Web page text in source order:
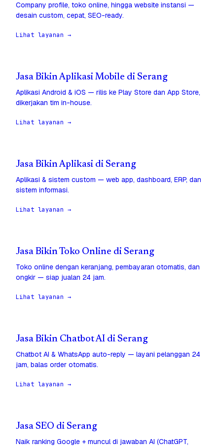
Company profile, toko online, hingga website instansi —
desain custom, cepat, SEO-ready.
Lihat layanan →
Jasa Bikin Aplikasi Mobile di Serang
Aplikasi Android & iOS — rilis ke Play Store dan App Store,
dikerjakan tim in-house.
Lihat layanan →
Jasa Bikin Aplikasi di Serang
Aplikasi & sistem custom — web app, dashboard, ERP, dan
sistem informasi.
Lihat layanan →
Jasa Bikin Toko Online di Serang
Toko online dengan keranjang, pembayaran otomatis, dan
ongkir — siap jualan 24 jam.
Lihat layanan →
Jasa Bikin Chatbot AI di Serang
Chatbot AI & WhatsApp auto-reply — layani pelanggan 24
jam, balas order otomatis.
Lihat layanan →
Jasa SEO di Serang
Naik ranking Google + muncul di jawaban AI (ChatGPT,